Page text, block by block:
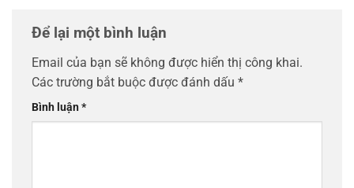
Để lại một bình luận
Email của bạn sẽ không được hiển thị công khai.
Các trường bắt buộc được đánh dấu *
Bình luận*